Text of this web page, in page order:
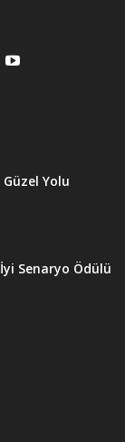
Güzel Yolu
Senaryo Ödülü